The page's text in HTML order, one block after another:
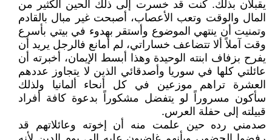
يقبلان بذلك. كنت قد خسرت إلى ذلك الحين الكثير من
المال والوقت وتعب الأعصاب، أصبحت غير مبال بالقادم
وتمنيت أن ينتهي الموضوع وأستقر بهدوء في بيتي بأسرع
وقت آملاً ألا تتضاعف خساراتي، لم أمانع فالرجل يريد أن
يفرح بزفاف ابنته الوحيدة وهذا أبسط الإيمان، أخبرته أن
عائلتي كلها في سوريا وأصدقائي الذين لا يتجاوز عددهم
العشرة تراهم موزعين في كل أنحاء ألمانيا ولذلك
سأكون مسروراً لو يتفضل مشكوراً بدعوة كافة أفراد
قبيلته إلى حفلة العرس.
صدمني رده حين علمت منه أن إخوته وعائلاتهم قد